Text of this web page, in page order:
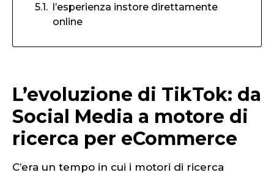
l’esperienza instore direttamente
online
L’evoluzione di TikTok: da
Social Media a motore di
ricerca per eCommerce
C’era un tempo in cui i motori di ricerca